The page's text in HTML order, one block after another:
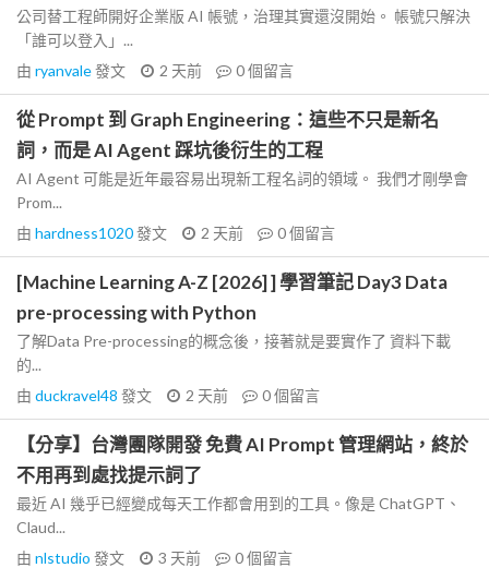
公司替工程師開好企業版 AI 帳號，治理其實還沒開始。 帳號只解決
「誰可以登入」...
由 ryanvale發文 2 天前 0個留言
從 Prompt 到 Graph Engineering：這些不只是新名
詞，而是 AI Agent 踩坑後衍生的工程
AI Agent 可能是近年最容易出現新工程名詞的領域。 我們才剛學會
Prom...
由 hardness1020發文 2 天前 0個留言
[Machine Learning A-Z [2026] ] 學習筆記 Day3 Data
pre-processing with Python
了解Data Pre-processing的概念後，接著就是要實作了 資料下載
的...
由 duckravel48 發文 2 天前 0個留言
【分享】台灣團隊開發 免費 AI Prompt 管理網站，終於
不用再到處找提示詞了
最近 AI 幾乎已經變成每天工作都會用到的工具。像是 ChatGPT、
Claud...
由 nlstudio 發文 3 天前 0個留言